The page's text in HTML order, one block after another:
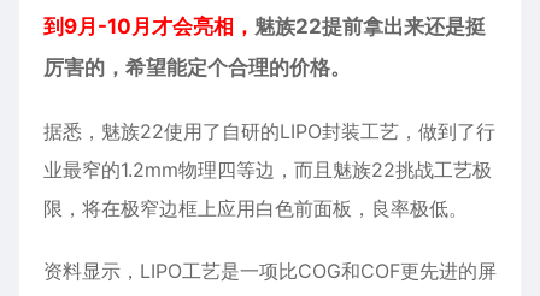
到9月-10月才会亮相， 魅族22提前拿出来还是挺
厉害的，希望能定个合理的价格。
据悉，魅族22使用了自研的LIPO封装工艺，做到了行
业最窄的1.2mm物理四等边，而且魅族22挑战工艺极
限，将在极窄边框上应用白色前面板，良率极低。
资料显示，LIPO工艺是一项比COG和COF更先进的屏